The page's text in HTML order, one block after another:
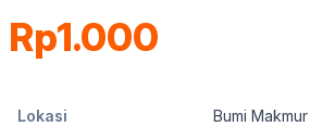
Rp1.000
Lokasi Bumi Makmur